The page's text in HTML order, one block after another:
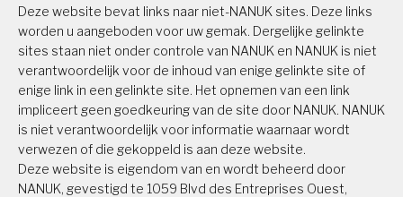
Deze website bevat links naar niet-NANUK sites. Deze links
worden u aangeboden voor uw gemak. Dergelijke gelinkte
sites staan niet onder controle van NANUK en NANUK is niet
verantwoordelijk voor de inhoud van enige gelinkte site of
enige link in een gelinkte site. Het opnemen van een link
impliceert geen goedkeuring van de site door NANUK. NANUK
is niet verantwoordelijk voor informatie waarnaar wordt
verwezen of die gekoppeld is aan deze website.
Deze website is eigendom van en wordt beheerd door
NANUK, gevestigd te 1059 Blvd des Entreprises Ouest,